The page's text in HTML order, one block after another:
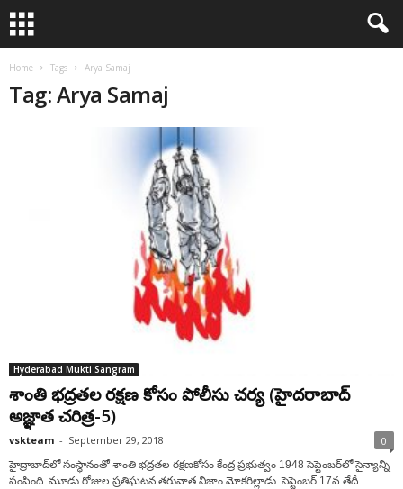
Home Tags Arya Samaj
Tag: Arya Samaj
Hyderabad Mukti Sangram
శాంతి భద్రతల రక్షణ కోసం పోలీసు చర్య (హైదరాబాద్
అజ్ఞాత చరిత్ర-5)
vskteam - September 29, 2018 0
హైద్రాబాద్‌లో సంస్థానంతో శాంతి భద్రతల రక్షణకోసం కేంద్ర ప్రభుత్వం 1948 సెప్టెంబర్‌లో సైన్యాన్ని
పంపింది. మూడు రోజుల ప్రతిఘటన తరువాత నిజాం మోకరిల్లాడు. సెప్టెంబర్ 17వ తేదీ